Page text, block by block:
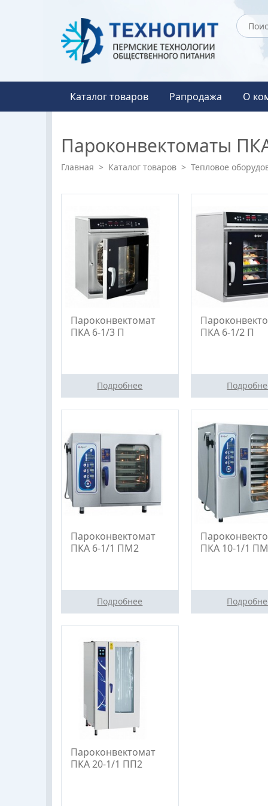
Каталог товаров Рапродажа О
Пароконвектоматы
Главная > Каталог товаров > Тепловое
Пароконвектомат
ПКА 6-1/3 П
Подробнее
ПКА 6-1/2 П
Пароконвектомат
ПКА 6-1/1 ПМ2
Подробнее
ПКА 10-1/1
Пароконвектомат
ПКА 20-1/1 ПП2